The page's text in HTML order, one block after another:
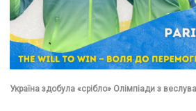
Україна здобула «срібло» Олімпіади з